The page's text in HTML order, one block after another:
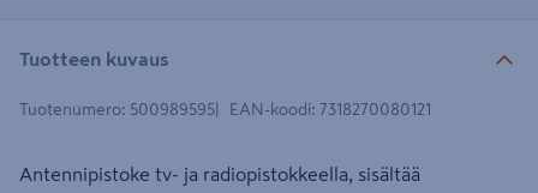
Tuotteen kuvaus
Tuotenumero: 500989595 EAN-koodi: 7318270080121
Antennipistoke tv- ja radiopistokkeella, sisältää